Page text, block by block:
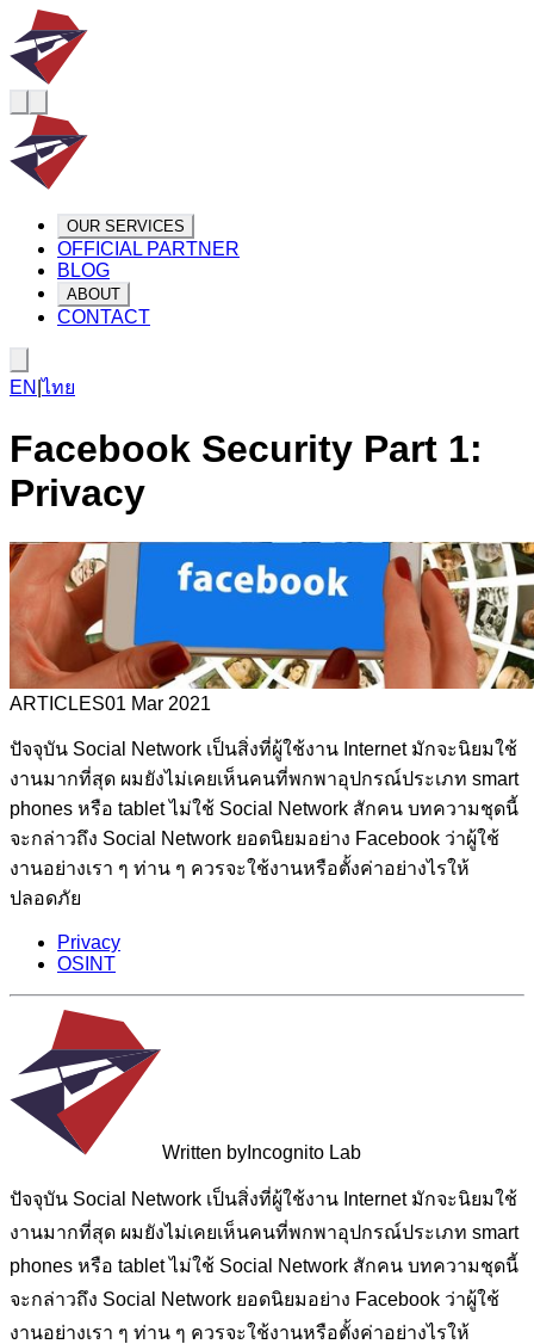
OUR SERVICES
OFFICIAL PARTNER
BLOG
ABOUT
CONTACT
EN |ไทย
Facebook Security Part 1:
Privacy
ARTICLES01 Mar 2021
ปัจจุบัน Social Network เป็นสิ่งที่ผู้ใช้งาน Internet มักจะนิยมใช้
งานมากที่สุด ผมยังไม่เคยเห็นคนที่พกพาอุปกรณ์ประเภท smart
phones หรือ tablet ไม่ใช้ Social Network สักคน บทความชุดนี้
จะกล่าวถึง Social Network ยอดนิยมอย่าง Facebook ว่าผู้ใช้
งานอย่างเรา ๆ ท่าน ๆ ควรจะใช้งานหรือตั้งค่าอย่างไรให้
ปลอดภัย
Privacy
OSINT
Written by Incognito Lab
ปัจจุบัน Social Network เป็นสิ่งที่ผู้ใช้งาน Internet มักจะนิยมใช้
งานมากที่สุด ผมยังไม่เคยเห็นคนที่พกพาอุปกรณ์ประเภท smart
phones หรือ tablet ไม่ใช้ Social Network สักคน บทความชุดนี้
จะกล่าวถึง Social Network ยอดนิยมอย่าง Facebook ว่าผู้ใช้
งานอย่างเรา ๆ ท่าน ๆ ควรจะใช้งานหรือตั้งค่าอย่างไรให้